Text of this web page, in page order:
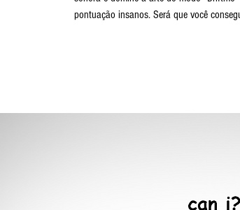
pontuação insanos. Será que você